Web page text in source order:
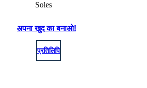
अपना खुद का बनाओ!
प्रतिलिपि